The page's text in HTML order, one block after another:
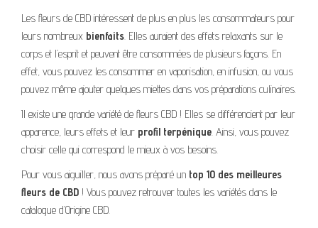
Les fleurs de CBD intéressent de plus en plus les consommateurs pour
leurs nombreux bienfaits. Elles auraient des effets relaxants sur le
corps et l’esprit et peuvent être consommées de plusieurs façons. En
effet, vous pouvez les consommer en vaporisation, en infusion, ou vous
pouvez même ajouter quelques miettes dans vos préparations culinaires.
Il existe une grande variété de fleurs CBD ! Elles se différencient par leur
apparence, leurs effets et leur profil terpénique. Ainsi, vous pouvez
choisir celle qui correspond le mieux à vos besoins.
Pour vous aiguiller, nous avons préparé un top 10 des meilleures
fleurs de CBD ! Vous pouvez retrouver toutes les variétés dans le
catalogue d’Origine CBD.